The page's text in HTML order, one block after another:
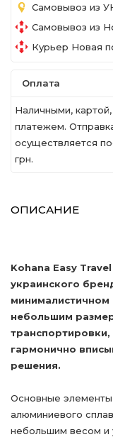
Самовывоз из
Самовывоз из
Курьер Новая
Оплата
Наличными,
платежем.
осуществляется
грн.
ОПИСАНИЕ
Kohana Easy
украинского
небольшим
гармонично
решения.
Основные элементы
алюминиевого
небольшим весом и